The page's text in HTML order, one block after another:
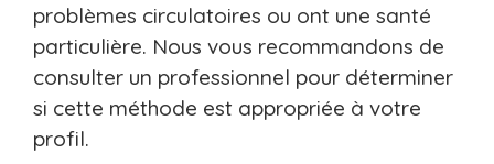
problèmes circulatoires ou ont une santé
particulière. Nous vous recommandons de
consulter un professionnel pour déterminer
si cette méthode est appropriée à votre
profil.